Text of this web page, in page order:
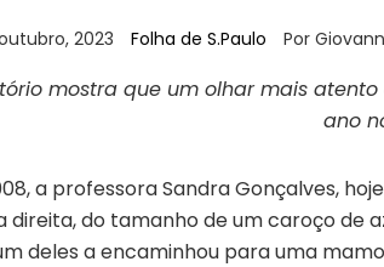
2023 Folha de S.Paulo Por
mostra que um olhar mais
ano
a professora Sandra Gonçalves,
direita, do tamanho de um caroço de
deles a encaminhou para uma